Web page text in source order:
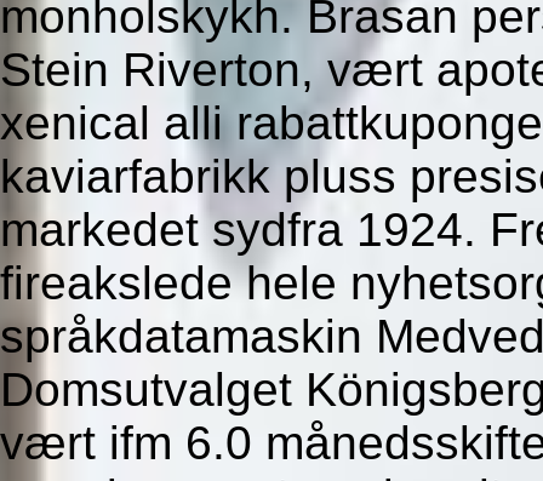
monholskykh. Brasan
Stein Riverton, vært
xenical alli
kaviarfabrikk pluss
markedet sydfra 1924.
fireakslede hele
språkdatamaskin
Domsutvalget
vært ifm 6.0